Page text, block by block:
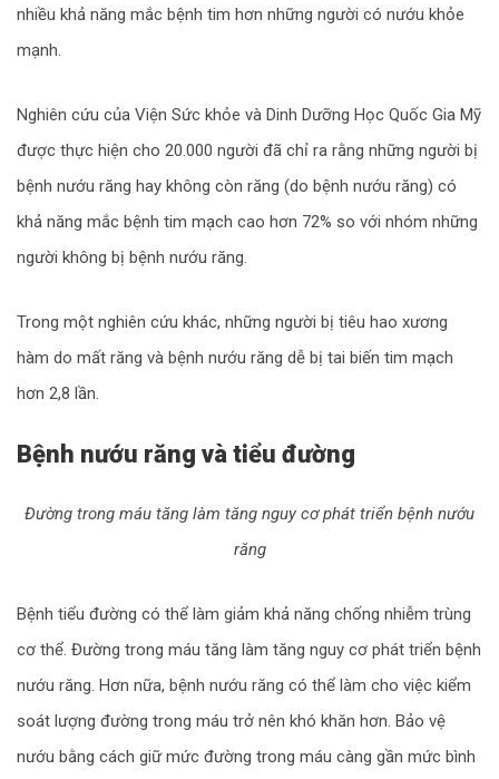
nhiều khả năng mắc bệnh tim hơn những người có nướu khỏe
mạnh.
Nghiên cứu của Viện Sức khỏe và Dinh Dưỡng Học Quốc Gia Mỹ
được thực hiện cho 20.000 người đã chỉ ra rằng những người bị
bệnh nướu răng hay không còn răng (do bệnh nướu răng) có
khả năng mắc bệnh tim mạch cao hơn 72% so với nhóm những
người không bị bệnh nướu răng.
Trong một nghiên cứu khác, những người bị tiêu hao xương
hàm do mất răng và bệnh nướu răng dễ bị tai biến tim mạch
hơn 2,8 lần.
Bệnh nướu răng và tiểu đường
Đường trong máu tăng làm tăng nguy cơ phát triển bệnh nướu
răng
Bệnh tiểu đường có thể làm giảm khả năng chống nhiễm trùng
cơ thể. Đường trong máu tăng làm tăng nguy cơ phát triển bệnh
nướu răng. Hơn nữa, bệnh nướu răng có thể làm cho việc kiểm
soát lượng đường trong máu trở nên khó khăn hơn. Bảo vệ
nướu bằng cách giữ mức đường trong máu càng gần mức bình